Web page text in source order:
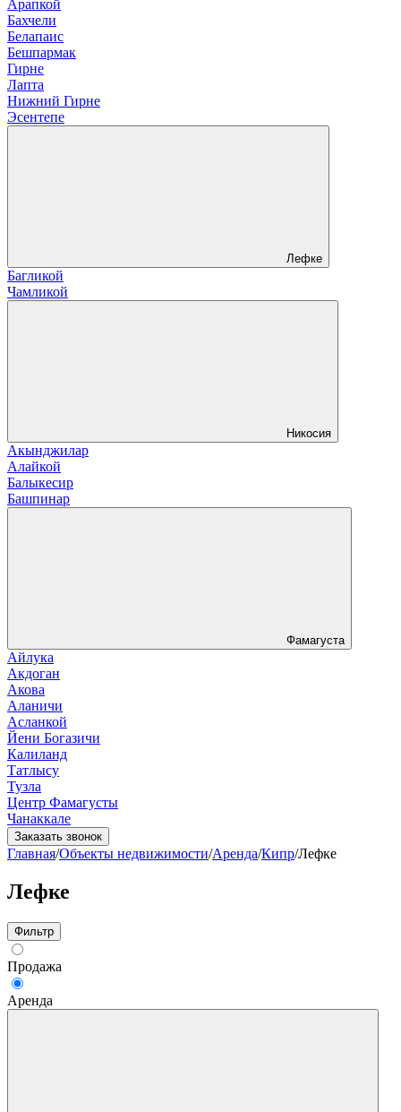
Арапкой
Бахчели
Белапаис
Бешпармак
Гирне
Лапта
Нижний Гирне
Эсентепе
Лефке
Багликой
Чамликой
Никосия
Акынджилар
Алайкой
Балыкесир
Башпинар
Фамагуста
Айлука
Акдоган
Акова
Аланичи
Асланкой
Йени Богазичи
Калиланд
Татлысу
Тузла
Центр Фамагусты
Чанаккале
Заказать звонок
Главная/Объекты недвижимости/Аренда/Кипр/Лефке
Лефке
Фильтр
Продажа
Аренда